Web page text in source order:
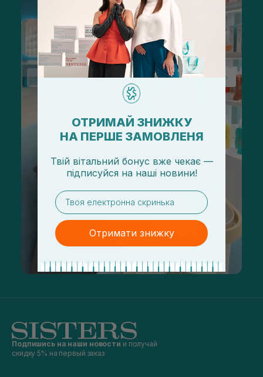
Подпишись на наши новости и получай
скидку 5% на первый заказ
ОТРИМАЙ ЗНИЖКУ
НА ПЕРШЕ ЗАМОВЛЕНЯ
Твій вітальний бонус вже чекає —
підписуйся на наші новини!
email
Отримати знижку